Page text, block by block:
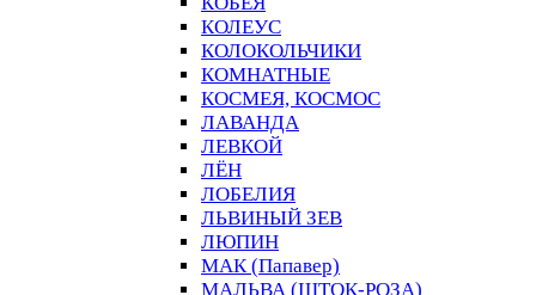
КОЛЕУС
КОЛОКОЛЬЧИКИ
КОМНАТНЫЕ
КОСМЕЯ, КОСМОС
ЛАВАНДА
ЛЕВКОЙ
ЛЁН
ЛОБЕЛИЯ
ЛЬВИНЫЙ ЗЕВ
ЛЮПИН
МАК (Папавер)
МАЛЬВА (ШТОК-РОЗА)